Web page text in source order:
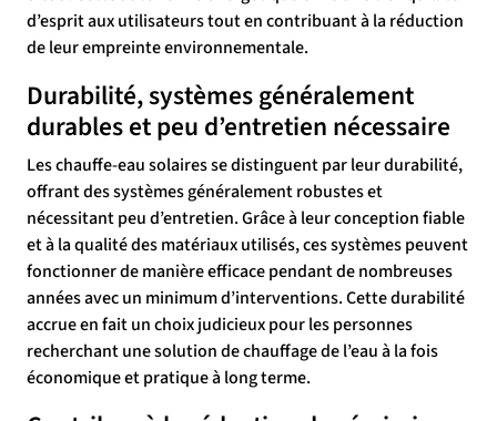
d’esprit aux utilisateurs tout en contribuant à la réduction
de leur empreinte environnementale.
Durabilité, systèmes généralement
durables et peu d’entretien nécessaire
Les chauffe-eau solaires se distinguent par leur durabilité,
offrant des systèmes généralement robustes et
nécessitant peu d’entretien. Grâce à leur conception fiable
et à la qualité des matériaux utilisés, ces systèmes peuvent
fonctionner de manière efficace pendant de nombreuses
années avec un minimum d’interventions. Cette durabilité
accrue en fait un choix judicieux pour les personnes
recherchant une solution de chauffage de l’eau à la fois
économique et pratique à long terme.